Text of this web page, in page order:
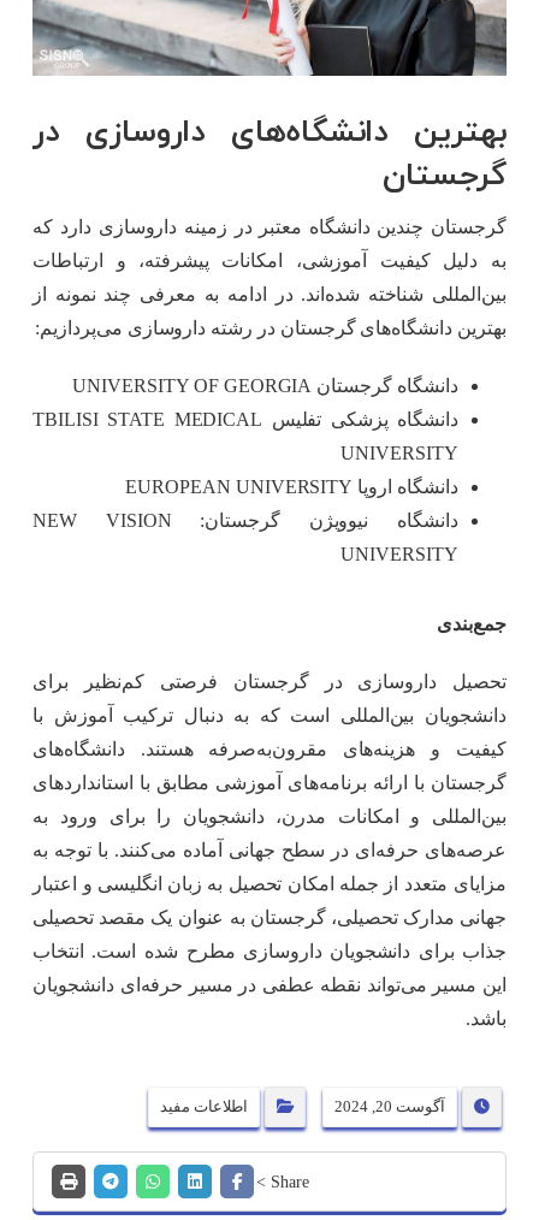
بهترین دانشگاه‌های داروسازی در
گرجستان
گرجستان چندین دانشگاه معتبر در زمینه داروسازی دارد که
به دلیل کیفیت آموزشی، امکانات پیشرفته، و ارتباطات
بین‌المللی شناخته شده‌اند. در ادامه به معرفی چند نمونه از
بهترین دانشگاه‌های گرجستان در رشته داروسازی می‌پردازیم:
دانشگاه گرجستان UNIVERSITY OF GEORGIA
دانشگاه پزشکی تفلیس TBILISI STATE MEDICAL
UNIVERSITY
دانشگاه اروپا EUROPEAN UNIVERSITY
دانشگاه نیوویژن گرجستان: NEW VISION
UNIVERSITY
جمع‌بندی
تحصیل داروسازی در گرجستان فرصتی کم‌نظیر برای
دانشجویان بین‌المللی است که به دنبال ترکیب آموزش با
کیفیت و هزینه‌های مقرون‌به‌صرفه هستند. دانشگاه‌های
گرجستان با ارائه برنامه‌های آموزشی مطابق با استانداردهای
بین‌المللی و امکانات مدرن، دانشجویان را برای ورود به
عرصه‌های حرفه‌ای در سطح جهانی آماده می‌کنند. با توجه به
مزایای متعدد از جمله امکان تحصیل به زبان انگلیسی و اعتبار
جهانی مدارک تحصیلی، گرجستان به عنوان یک مقصد تحصیلی
جذاب برای دانشجویان داروسازی مطرح شده است. انتخاب
این مسیر می‌تواند نقطه عطفی در مسیر حرفه‌ای دانشجویان
باشد.
آگوست 20, 2024 اطلاعات مفید